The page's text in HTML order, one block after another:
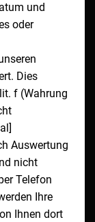
und
oder
Dies
f (Wahrung
Auswertung
nicht
Telefon
Ihre
Ihnen dort